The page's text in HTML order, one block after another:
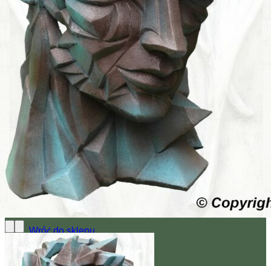
Koszyk /0,00zł 0
Brak produktów w koszyku.
Wróć do sklepu
Koszyk
Wróć do sklepu